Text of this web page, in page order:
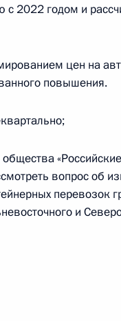
с членами
военных
Федерации
и подъёма
с 2022 годом и
цен на
повышения.
вопрос об
перевозок
и